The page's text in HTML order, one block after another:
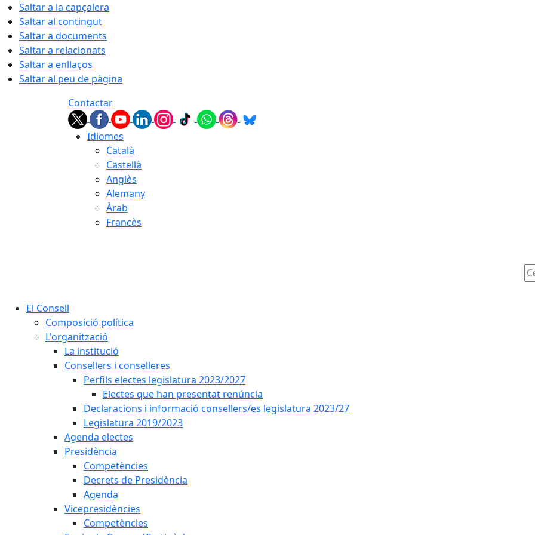
Saltar a la capçalera
Saltar al contingut
Saltar a documents
Saltar a relacionats
Saltar a enllaços
Saltar al peu de pàgina
Contactar
Idiomes
Català
Castellà
Anglès
Alemany
Àrab
Francès
El Consell
Composició política
L'organització
La institució
Consellers i conselleres
Perfils electes legislatura 2023/2027
Electes que han presentat renúncia
Declaracions i informació consellers/es legislatura 2023/27
Legislatura 2019/2023
Agenda electes
Presidència
Competències
Decrets de Presidència
Agenda
Vicepresidències
Competències